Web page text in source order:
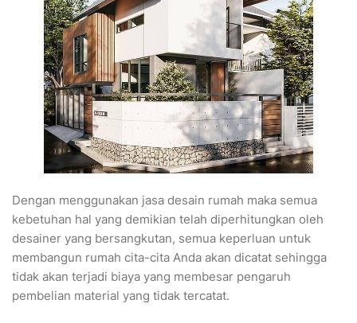
Dengan menggunakan jasa desain rumah maka semua
kebetuhan hal yang demikian telah diperhitungkan oleh
desainer yang bersangkutan, semua keperluan untuk
membangun rumah cita-cita Anda akan dicatat sehingga
tidak akan terjadi biaya yang membesar pengaruh
pembelian material yang tidak tercatat.